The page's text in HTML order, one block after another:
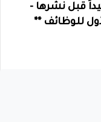
قبل نشرها -
للوظائف **